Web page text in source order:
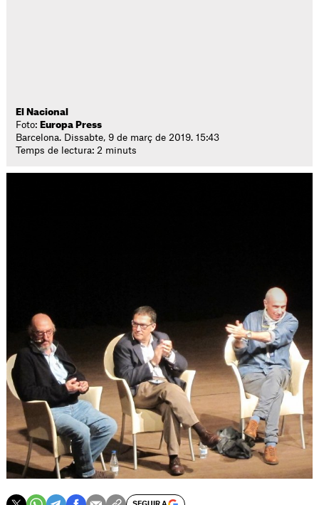
El Nacional
Foto: Europa Press
Barcelona. Dissabte, 9 de març de 2019. 15:43
Temps de lectura: 2 minuts